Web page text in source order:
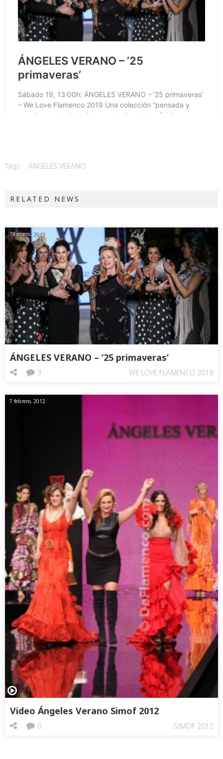
Tags: ÁNGELES VERANO
RELATED NEWS
19 enero, 2019
ÁNGELES VERANO – ’25 primaveras’
WE LOVE FLAMENCO 2019
3
7 febrero, 2012
Video Ángeles Verano Simof 2012
SIMOF 2012
0